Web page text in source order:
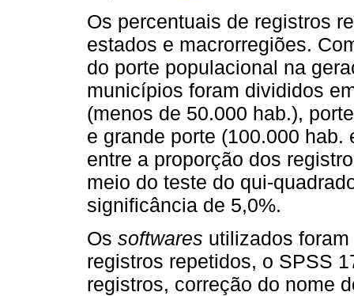
Os percentuais de registros
estados e macrorregiões.
do porte populacional na
municípios foram divididos
(menos de 50.000 hab.),
e grande porte (100.000
entre a proporção dos
meio do teste do qui-
significância de 5,0%.
Os softwares utilizados
registros repetidos, o SPSS
registros, correção do nome